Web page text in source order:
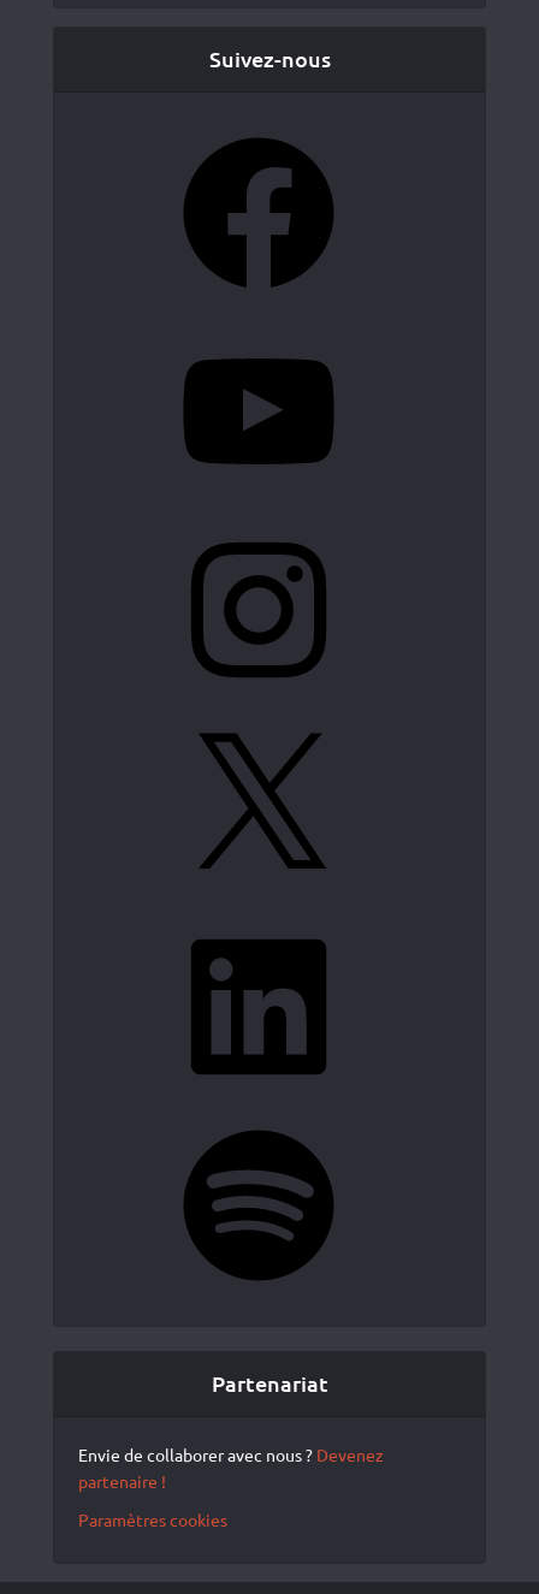
Suivez-nous
Partenariat
Envie de collaborer avec nous ? Devenez
partenaire !
Paramètres cookies